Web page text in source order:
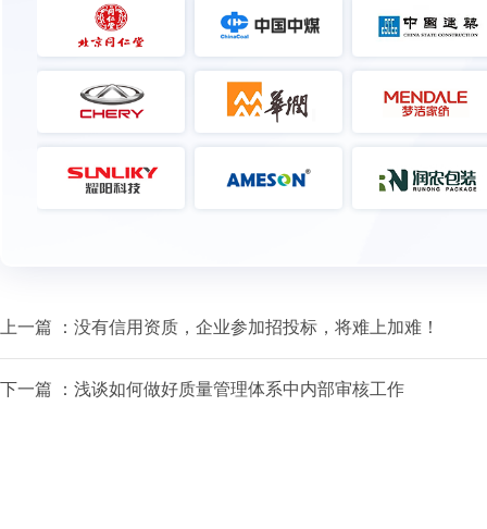
上一篇 ： 没有信用资质，企业参加招投标，将难上加难！
下一篇 ： 浅谈如何做好质量管理体系中内部审核工作